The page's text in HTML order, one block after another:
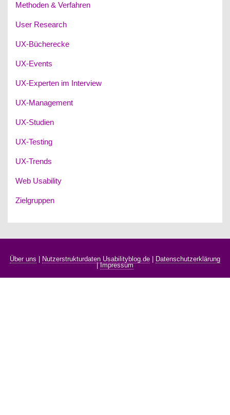
Methoden & Verfahren
User Research
UX-Bücherecke
UX-Events
UX-Experten im Interview
UX-Management
UX-Studien
UX-Testing
UX-Trends
Web Usability
Zielgruppen
Über uns | Nutzerstrukturdaten Usabilityblog.de | Datenschutzerklärung
|Impressum